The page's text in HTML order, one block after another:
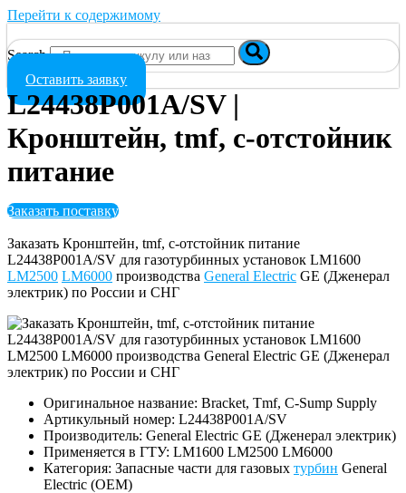
Перейти к содержимому
Search
Оставить заявку
L24438P001A/SV |
Кронштейн, tmf, c-отстойник
питание
Заказать поставку
Заказать Кронштейн, tmf, c-отстойник питание
L24438P001A/SV для газотурбинных установок LM1600
LM2500 LM6000 производства General Electric GE (Дженерал
электрик) по России и СНГ
Оригинальное название: Bracket, Tmf, C-Sump Supply
Артикульный номер: L24438P001A/SV
Производитель: General Electric GE (Дженерал электрик)
Применяется в ГТУ: LM1600 LM2500 LM6000
Категория: Запасные части для газовых турбин General
Electric (OEM)